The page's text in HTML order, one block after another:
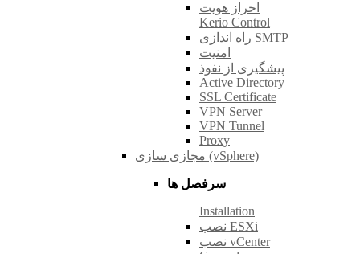
احراز هویت
Kerio Control
راه اندازی SMTP
امنیت
پیشگیری از نفوذ
Active Directory
SSL Certificate
VPN Server
VPN Tunnel
Proxy
مجازی سازی (vSphere)
سرفصل ها
Installation
نصب ESXi
نصب vCenter